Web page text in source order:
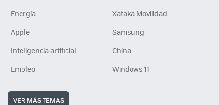
Energía
Xataka Movilidad
Apple
Samsung
Inteligencia artificial
China
Empleo
Windows 11
VER MÁS TEMAS